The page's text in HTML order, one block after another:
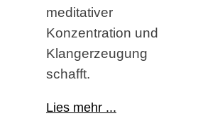
meditativer
Konzentration und
Klangerzeugung
schafft.
Lies mehr ...